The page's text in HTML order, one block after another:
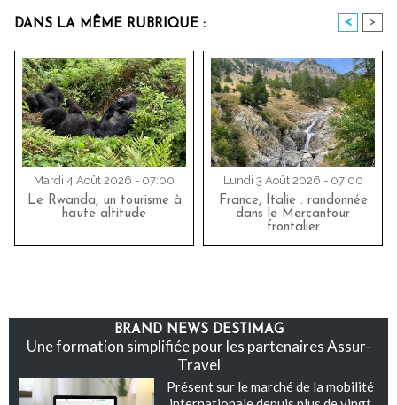
DANS LA MÊME RUBRIQUE : < >
Mardi 4 Août 2026 - 07:00
Le Rwanda, un tourisme à
haute altitude
Lundi 3 Août 2026 - 07:00
France, Italie : randonnée
dans le Mercantour
frontalier
BRAND NEWS DESTIMAG
Une formation simplifiée pour les partenaires Assur-
Travel
Présent sur le marché de la mobilité